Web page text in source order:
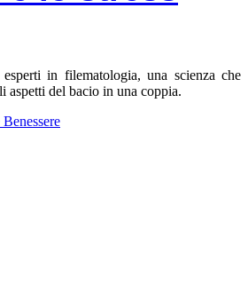
in filematologia, una scienza che
aspetti del bacio in una coppia.